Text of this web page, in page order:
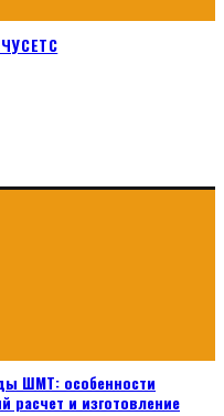
ШМТ: особенности
расчет и изготовление